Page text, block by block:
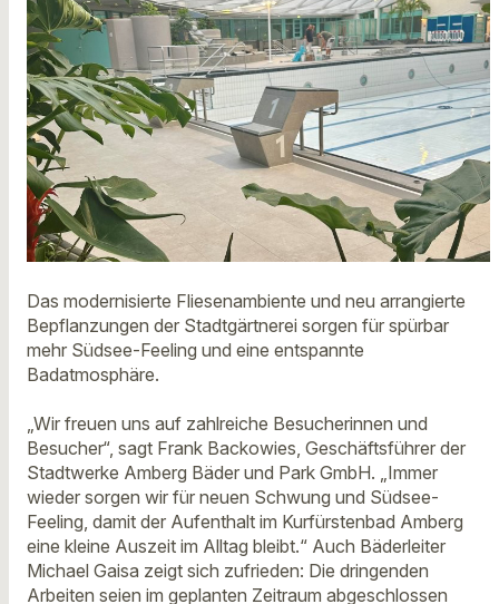
Das modernisierte Fliesenambiente und neu arrangierte
Bepflanzungen der Stadtgärtnerei sorgen für spürbar
mehr Südsee-Feeling und eine entspannte
Badatmosphäre.
„Wir freuen uns auf zahlreiche Besucherinnen und
Besucher“, sagt Frank Backowies, Geschäftsführer der
Stadtwerke Amberg Bäder und Park GmbH. „Immer
wieder sorgen wir für neuen Schwung und Südsee-
Feeling, damit der Aufenthalt im Kurfürstenbad Amberg
eine kleine Auszeit im Alltag bleibt.“ Auch Bäderleiter
Michael Gaisa zeigt sich zufrieden: Die dringenden
Arbeiten seien im geplanten Zeitraum abgeschlossen